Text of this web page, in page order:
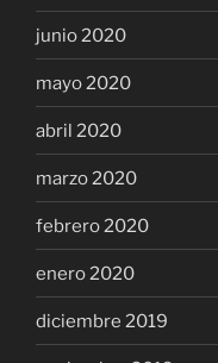
junio 2020
mayo 2020
abril 2020
marzo 2020
febrero 2020
enero 2020
diciembre 2019